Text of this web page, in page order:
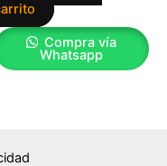
Compra vía
Whatsapp